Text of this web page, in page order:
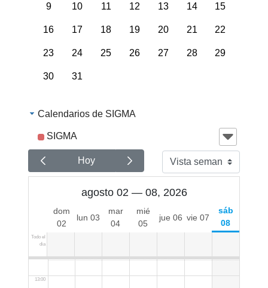
9 10 11 12 13 14 15
16 17 18 19 20 21 22
23 24 25 26 27 28 29
30 31
Calendarios de SIGMA
SIGMA
Hoy
agosto 02 — 08, 2026
dom
02
lun 03
mar
04
mié
05
jue 06 vie 07
sáb
08
Todo el
dia
05:00
13:00